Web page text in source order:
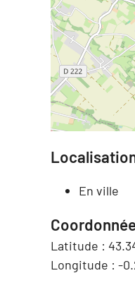
En ville
Latitude :
Longitude : -